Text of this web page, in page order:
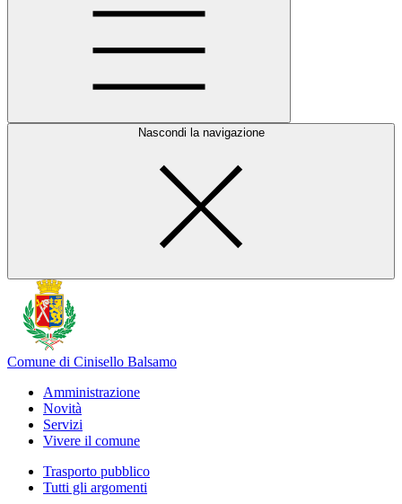
Nascondi la navigazione
Comune di Cinisello Balsamo
Amministrazione
Novità
Servizi
Vivere il comune
Trasporto pubblico
Tutti gli argomenti